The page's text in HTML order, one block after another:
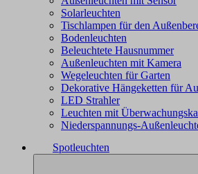
Solarleuchten
Tischlampen für den
Bodenleuchten
Beleuchtete Hausnummer
Außenleuchten mit Kamera
Wegeleuchten für Garten
Dekorative Hängeketten für
LED Strahler
Leuchten mit
Niederspannungs-
Spotleuchten